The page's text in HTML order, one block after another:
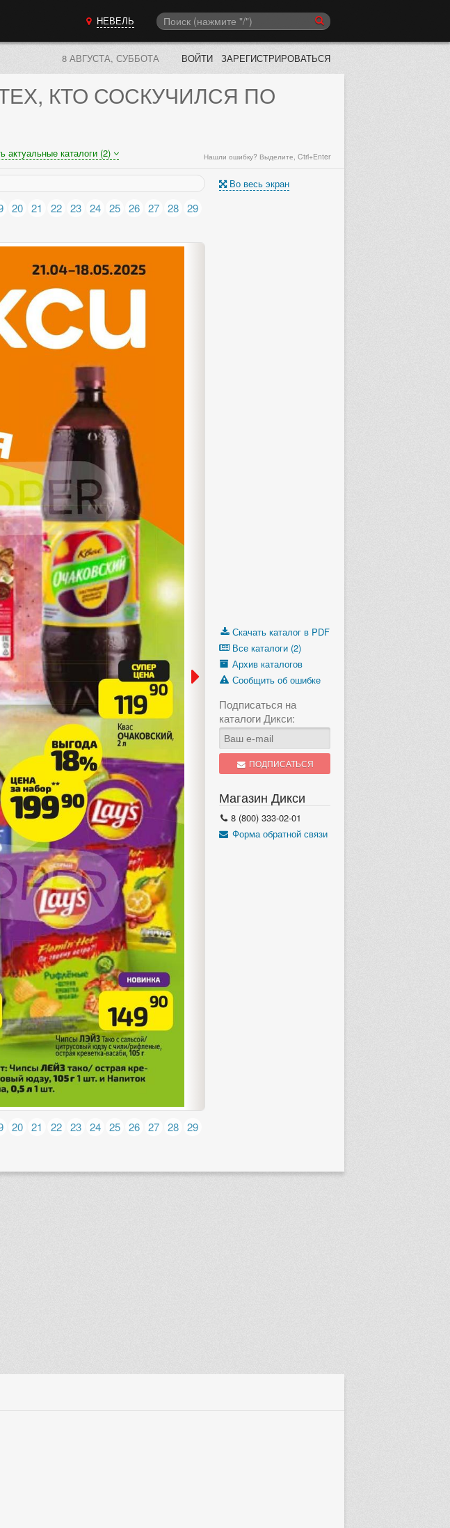
НЕВЕЛЬ
8 АВГУСТА, СУББОТА ВОЙТИ ЗАРЕГИСТРИРОВАТЬСЯ
КТО СОСКУЧИЛСЯ ПО
актуальные каталоги (2) Нашли ошибку? Выделите, Ctrl+Enter
Во весь экран
20 21 22 23 24 25 26 27 28 29
20 21 22 23 24 25 26 27 28 29
Скачать каталог в PDF
Все каталоги (2)
Архив каталогов
Сообщить об ошибке
Подписаться на
каталоги Дикси:
ПОДПИСАТЬСЯ
Магазин Дикси
8 (800) 333-02-01
Форма обратной связи